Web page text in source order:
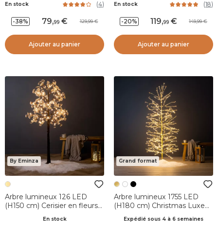
En stock (4)
-38% 79,99 129,99
Ajouter au panier
En stock (18)
-20% 119,99 149,99
Ajouter au panier
By Eminza
Arbre lumineux 126 LED
(H150 cm) Cerisier en fleurs
En stock
Grand format
Arbre lumineux 1755 LED
(H180 cm) Christmas Luxe
Expédié sous 4 à 6 semaines